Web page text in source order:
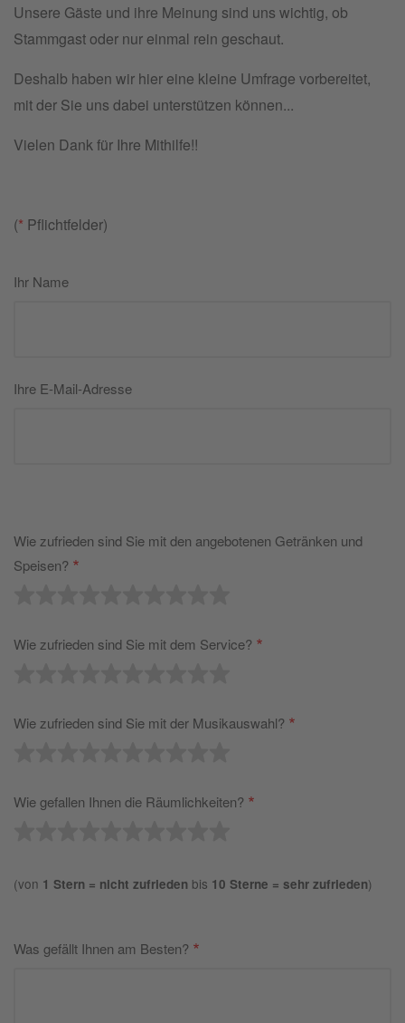
Unsere Gäste und ihre Meinung sind uns wichtig, ob
Stammgast oder nur einmal rein geschaut.
Deshalb haben wir hier eine kleine Umfrage vorbereitet,
mit der Sie uns dabei unterstützen können...
Vielen Dank für Ihre Mithilfe!!
(* Pflichtfelder)
Ihr Name
Ihre E-Mail-Adresse
Wie zufrieden sind Sie mit den angebotenen Getränken und
Speisen?
Wie zufrieden sind Sie mit dem Service?
Wie zufrieden sind Sie mit der Musikauswahl?
Wie gefallen Ihnen die Räumlichkeiten?
(von 1 Stern = nicht zufrieden bis 10 Sterne = sehr zufrieden)
Was gefällt Ihnen am Besten?